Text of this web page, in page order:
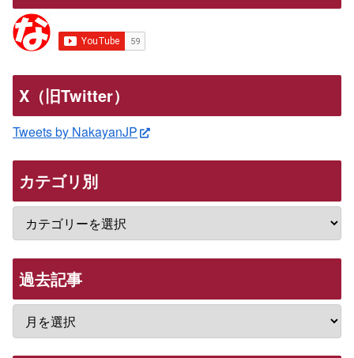
X（旧Twitter）
Tweets by NakayanJP
カテゴリ別
過去記事